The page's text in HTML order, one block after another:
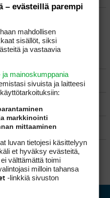
– evästeillä parempi
mahdollisen
sisällöt, siksi
ja vastaavia
ja mainoskumppania
sivuista ja laitteesi
markkinointi
mittaaminen
luvan tietojesi käsittelyyn
et hyväksy evästeitä,
välttämättä toimi
milloin tahansa
-linkkiä sivuston